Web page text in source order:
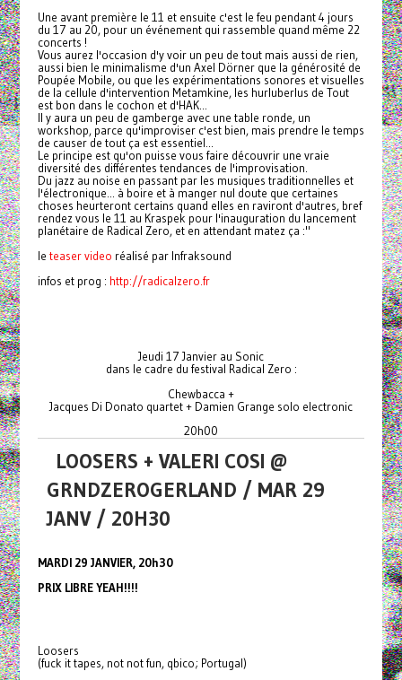
Une avant première le 11 et ensuite c'est le feu pendant 4 jours
du 17 au 20, pour un événement qui rassemble quand même 22
concerts !
Vous aurez l'occasion d'y voir un peu de tout mais aussi de rien,
aussi bien le minimalisme d'un Axel Dörner que la générosité de
Poupée Mobile, ou que les expérimentations sonores et visuelles
de la cellule d'intervention Metamkine, les hurluberlus de Tout
est bon dans le cochon et d'HAK...
Il y aura un peu de gamberge avec une table ronde, un
workshop, parce qu'improviser c'est bien, mais prendre le temps
de causer de tout ça est essentiel...
Le principe est qu'on puisse vous faire découvrir une vraie
diversité des différentes tendances de l'improvisation.
Du jazz au noise en passant par les musiques traditionnelles et
l'électronique... à boire et à manger nul doute que certaines
choses heurteront certains quand elles en raviront d'autres, bref
rendez vous le 11 au Kraspek pour l'inauguration du lancement
planétaire de Radical Zero, et en attendant matez ça :"
le teaser video réalisé par Infraksound
infos et prog : http://radicalzero.fr
Jeudi 17 Janvier au Sonic
dans le cadre du festival Radical Zero :
Chewbacca +
Jacques Di Donato quartet + Damien Grange solo electronic
20h00
LOOSERS + VALERI COSI @
GRNDZEROGERLAND / MAR 29
JANV / 20H30
MARDI 29 JANVIER, 20h30
PRIX LIBRE YEAH!!!!
Loosers
(fuck it tapes, not not fun, qbico; Portugal)